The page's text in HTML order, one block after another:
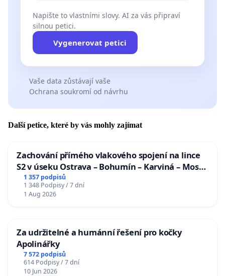
Napište to vlastními slovy. AI za vás připraví
silnou petici.
Vygenerovat petici
Vaše data zůstávají vaše
Ochrana soukromí od návrhu
Další petice, které by vás mohly zajímat
Zachování přímého vlakového spojení na lince
S2 v úseku Ostrava – Bohumín – Karviná – Mosty
u Jablunkova
1 357 podpisů
1 348 Podpisy / 7 dní
1 Aug 2026
Za udržitelné a humánní řešení pro kočky
Apolinářky
7 572 podpisů
614 Podpisy / 7 dní
10 Jun 2026